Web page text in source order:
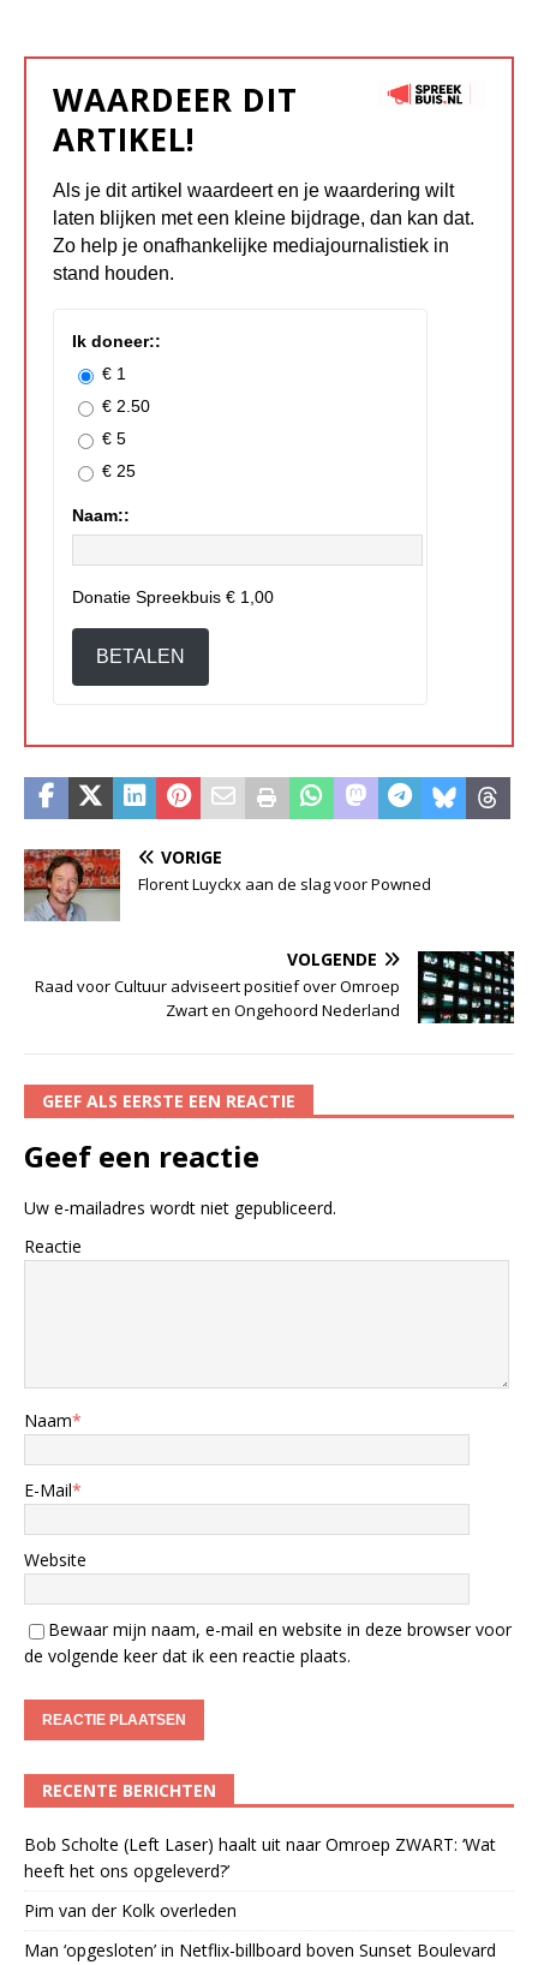
WAARDEER DIT
ARTIKEL!
Als je dit artikel waardeert en je waardering wilt
laten blijken met een kleine bijdrage, dan kan dat.
Zo help je onafhankelijke mediajournalistiek in
stand houden.
Ik doneer::
€ 1
€ 2.50
€ 5
€ 25
Naam::
Donatie Spreekbuis € 1,00
BETALEN
VORIGE
Florent Luyckx aan de slag voor Powned
VOLGENDE
Raad voor Cultuur adviseert positief over Omroep
Zwart en Ongehoord Nederland
GEEF ALS EERSTE EEN REACTIE
Geef een reactie
Uw e-mailadres wordt niet gepubliceerd.
Reactie
Naam*
E-Mail*
Website
Bewaar mijn naam, e-mail en website in deze browser voor
de volgende keer dat ik een reactie plaats.
RECENTE BERICHTEN
Bob Scholte (Left Laser) haalt uit naar Omroep ZWART: ‘Wat
heeft het ons opgeleverd?’
Pim van der Kolk overleden
Man ‘opgesloten’ in Netflix-billboard boven Sunset Boulevard